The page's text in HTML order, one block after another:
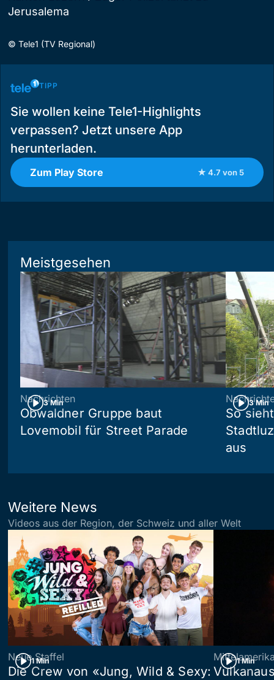
Jerusalema
© Tele1 (TV Regional)
TIPP
Sie wollen keine Tele1-Highlights
verpassen? Jetzt unsere App
herunterladen.
Zum Play Store ★ 4.7 von 5
Meistgesehen
3 Min
Nachrichten
Obwaldner Gruppe baut
Lovemobil für Street Parade
3 Min
So
aus
Weitere News
Videos aus der Region, der Schweiz und aller Welt
1 Min
Neue Staffel
Die Crew von «Jung, Wild & Sexy:
1 Min